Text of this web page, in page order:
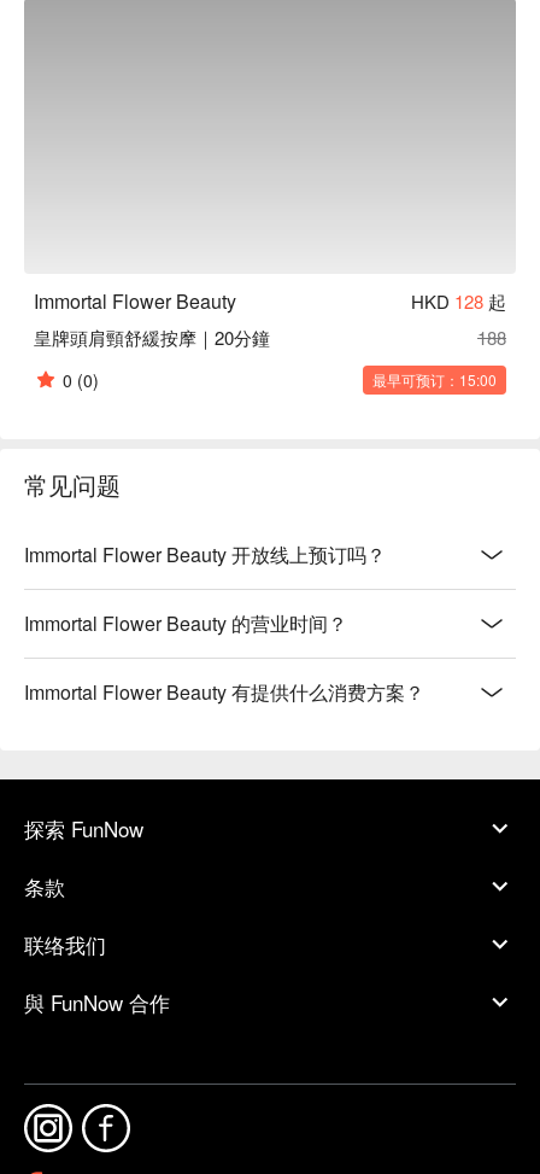
Immortal Flower Beauty HKD 128 起
皇牌頭肩頸舒緩按摩｜20分鐘
188
0 (0) 最早可预订：15:00
常见问题
Immortal Flower Beauty 开放线上预订吗？
Immortal Flower Beauty 的营业时间？
Immortal Flower Beauty 有提供什么消费方案？
探索 FunNow
条款
联络我们
與 FunNow 合作